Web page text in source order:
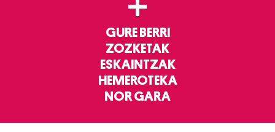
GURE BERRI
ZOZKETAK
ESKAINTZAK
HEMEROTEKA
NOR GARA